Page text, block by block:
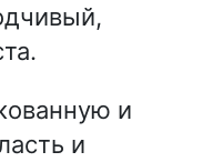
и
и